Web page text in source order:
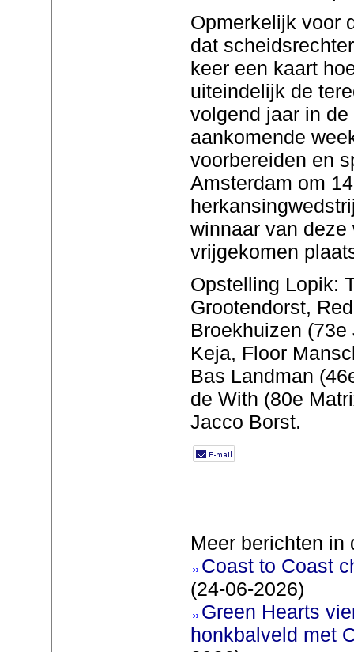
Opmerkelijk voor
dat
keer een kaart
uiteindelijk de
volgend jaar in
aankomende
voorbereiden en
Amsterdam om
winnaar van
vrijgekomen
Opstelling Lopik:
Grootendorst,
Broekhuizen
Keja, Floor
Bas Landman
de With (80e
Jacco Borst.
Meer berichten in
Coast to Coast
(24-06-2026)
Green Hearts
honkbalveld met